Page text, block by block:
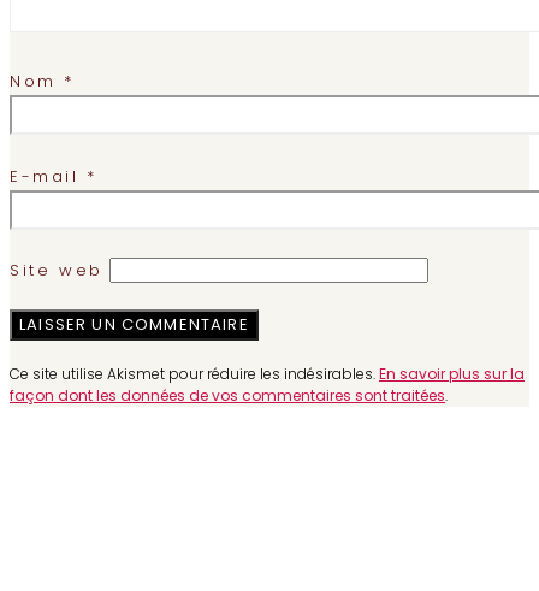
Nom *
E-mail *
Site web
Ce site utilise Akismet pour réduire les indésirables.En savoir plus sur la
façon dont les données de vos commentaires sont traitées.